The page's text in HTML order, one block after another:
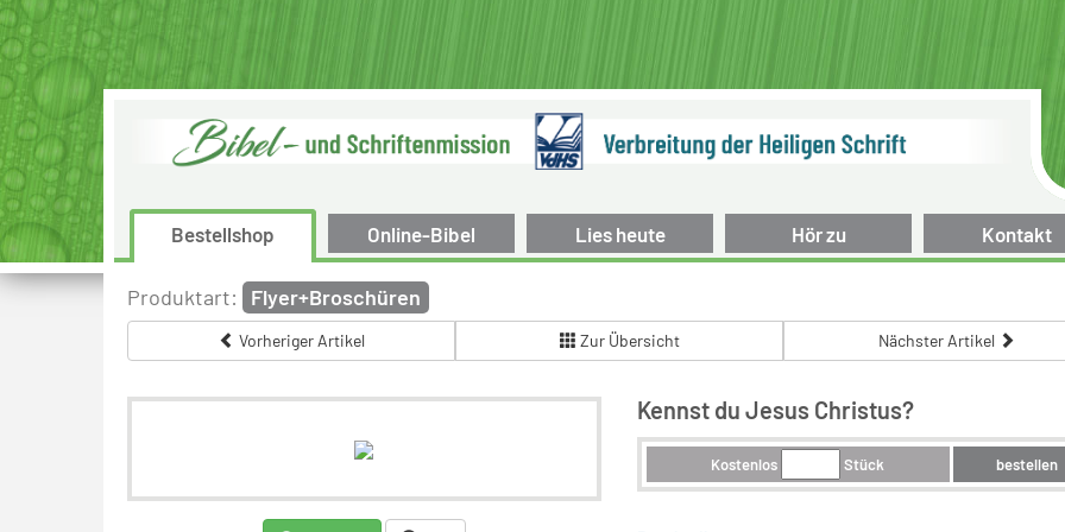
Bestellshop Online-Bibel Lies heute Hör zu Kontakt
Produktart: Flyer+Broschüren
Vorheriger Artikel Zur Übersicht Nächster Artikel
Kennst du Jesus Christus?
Kostenlos Stück bestellen